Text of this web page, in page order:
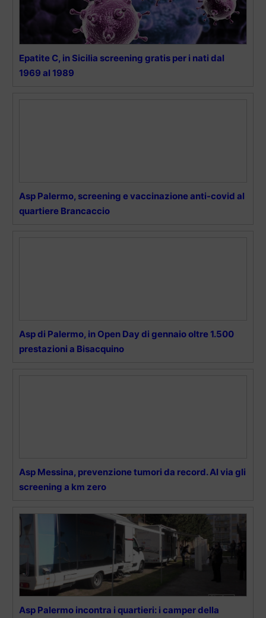
Epatite C, in Sicilia screening gratis per i nati dal
1969 al 1989
Asp Palermo, screening e vaccinazione anti-covid al
quartiere Brancaccio
Asp di Palermo, in Open Day di gennaio oltre 1.500
prestazioni a Bisacquino
Asp Messina, prevenzione tumori da record. Al via gli
screening a km zero
Asp Palermo incontra i quartieri: i camper della